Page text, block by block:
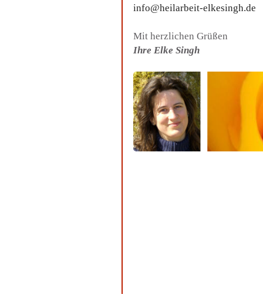
info@heilarbeit-elkesingh.de
Mit herzlichen Grüßen
Ihre Elke Singh